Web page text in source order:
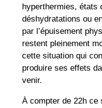
hyperthermies, états
déshydratations ou
par l’épuisement
restent pleinement
cette situation qui
produire ses effets
venir.
À compter de 22h ce